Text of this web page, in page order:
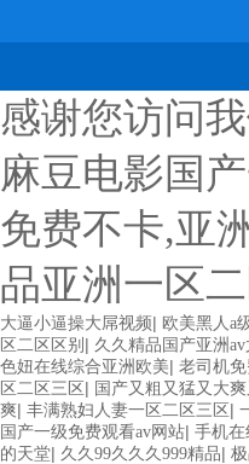
感谢您访问
麻豆电影国
免费不卡,亚
品亚洲一区
大逼小逼操大屌视频| 欧美黑人a
区二区区别 | 久久精品国产亚洲av
色妞在线综合亚洲欧美| 老司机
区二区三区 | 国产又粗又猛又大
爽| 丰满熟妇人妻一区二区三区 |
国产一级免费观看av网站| 手机在
的天堂| 久久99久久久999精品|